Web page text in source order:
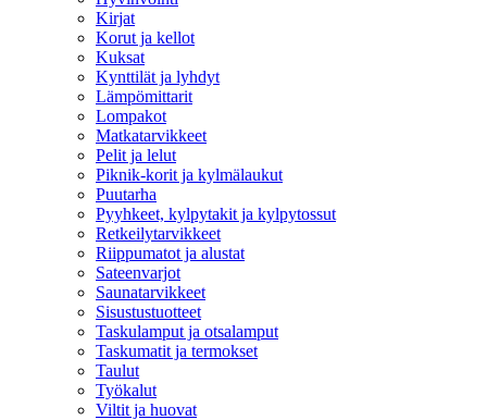
Kirjat
Korut ja kellot
Kuksat
Kynttilät ja lyhdyt
Lämpömittarit
Lompakot
Matkatarvikkeet
Pelit ja lelut
Piknik-korit ja kylmälaukut
Puutarha
Pyyhkeet, kylpytakit ja kylpytossut
Retkeilytarvikkeet
Riippumatot ja alustat
Sateenvarjot
Saunatarvikkeet
Sisustustuotteet
Taskulamput ja otsalamput
Taskumatit ja termokset
Taulut
Työkalut
Viltit ja huovat